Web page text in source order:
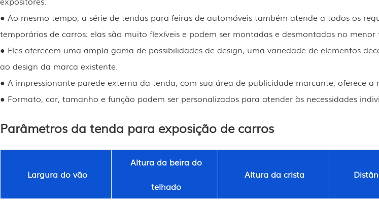
● Ao mesmo tempo, a série de tendas para feiras de automóveis também atende a todos os
temporários de carros: elas são muito flexíveis e podem ser montadas e desmontadas no menor
● Eles oferecem uma ampla gama de possibilidades de design, uma variedade de elementos
ao design da marca existente.
● A impressionante parede externa da tenda, com sua área de publicidade marcante, oferece
● Formato, cor, tamanho e função podem ser personalizados para atender às necessidades
Parâmetros da tenda para exposição de carros
Largura do vão
Altura da beira do
telhado
Altura da crista